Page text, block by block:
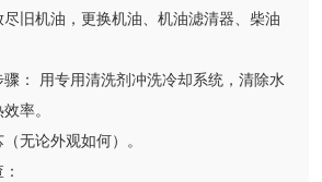
旧机油，更换机油、机油滤清器、柴油
： 用专用清洗剂冲洗冷却系统，清除水
率。
无论外观如何）。